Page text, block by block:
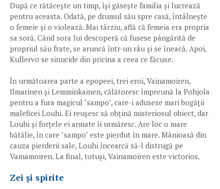
După ce rătăcește un timp, își găsește familia și lucrează
pentru aceasta. Odată, pe drumul său spre casă, întâlnește
o femeie și o violează. Mai târziu, află că femeia era propria
sa soră. Când sora lui descoperă că fusese pângărită de
propriul său frate, se aruncă într-un râu și se îneacă. Apoi,
Kullervo se sinucide din pricina a ceea ce făcuse.
În următoarea parte a epopeei, trei eroi, Vainamoiren,
Ilmarinen și Lemminkainen, călătoresc împreună la Pohjola
pentru a fura magicul "sampo", care-i adusese mari bogății
maleficei Louhi. Ei reușesc să obțină misteriosul obiect, dar
Louhi și forțele ei armate îi urmăresc. Are loc o mare
bătălie, în care "sampo" este pierdut în mare. Mânioasă din
cauza pierderii sale, Louhi încearcă să-l distrugă pe
Vainamoiren. La final, totuși, Vainamoiren este victorios.
Zei și spirite